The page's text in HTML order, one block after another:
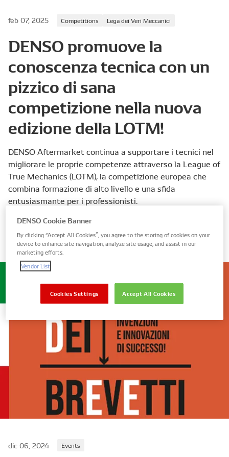
feb 07, 2025 Competitions Lega dei Veri Meccanici
DENSO promuove la
conoscenza tecnica con un
pizzico di sana
competizione nella nuova
edizione della LOTM!
DENSO Aftermarket continua a supportare i tecnici nel
migliorare le proprie competenze attraverso la League of
True Mechanics (LOTM), la competizione europea che
combina formazione di alto livello e una sfida
entusiasmante per i professionisti.
dic 06, 2024 Events
DENSO Cookie Banner
By clicking “Accept All Cookies”, you agree to the storing of cookies on your
device to enhance site navigation, analyze site usage, and assist in our
marketing efforts.
Vendor List
Accept All Cookies
Cookies Settings